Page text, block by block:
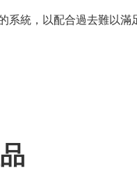
統，以配合過去難以